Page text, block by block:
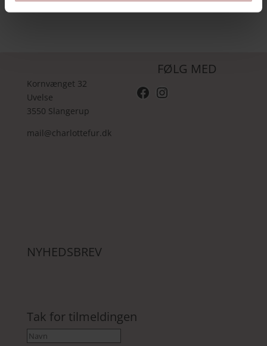
Kornvænget 32
Uvelse
3550 Slangerup
mail@charlottefur.dk
FØLG MED
Facebook
Instagram
NYHEDSBREV
Tak for tilmeldingen